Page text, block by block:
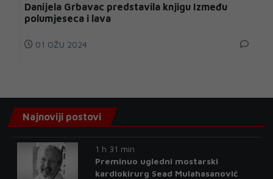
Danijela Grbavac predstavila knjigu Između
polumjeseca i lava
01 OŽU 2024
Najnoviji postovi
1 h 31 min
Preminuo ugledni mostarski
kardiokirurg Sead Mulahasanović